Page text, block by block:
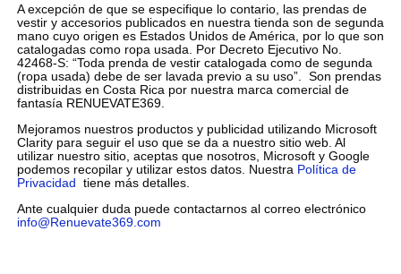
A excepción de que se especifique lo contario, las prendas de
vestir y accesorios publicados en nuestra tienda son de segunda
mano cuyo origen es Estados Unidos de América, por lo que son
catalogadas como ropa usada. Por Decreto Ejecutivo No.
42468-S: “Toda prenda de vestir catalogada como de segunda
(ropa usada) debe de ser lavada previo a su uso”. Son prendas
distribuidas en Costa Rica por nuestra marca comercial de
fantasía RENUEVATE369.
Mejoramos nuestros productos y publicidad utilizando Microsoft
Clarity para seguir el uso que se da a nuestro sitio web. Al
utilizar nuestro sitio, aceptas que nosotros, Microsoft y Google
podemos recopilar y utilizar estos datos. Nuestra Política de
Privacidad tiene más detalles.
Ante cualquier duda puede contactarnos al correo electrónico
info@Renuevate369.com